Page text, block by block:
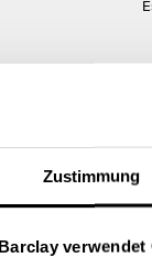
Zustimmung
verwendet
Route berechnen